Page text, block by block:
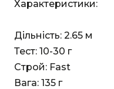
Характеристики:
Дільність: 2.65 м
Тест: 10-30 г
Строй: Fast
Вага: 135 г